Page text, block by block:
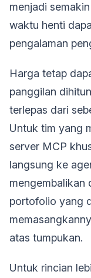
menjadi
waktu henti
pengalaman
Harga tetap
panggilan
terlepas dari
Untuk tim yang
server MCP
langsung ke
mengembalikan
portofolio yang
atas tumpukan.
Untuk rincian